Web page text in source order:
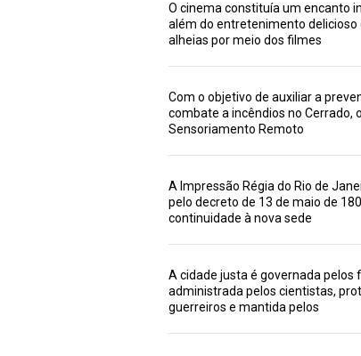
O cinema constituía um encanto
além do entretenimento delicioso
alheias por meio dos filmes
Com o objetivo de auxiliar a
combate a incêndios no Cerrado,
Sensoriamento Remoto
A Impressão Régia do Rio de
pelo decreto de 13 de maio de
continuidade à nova sede
A cidade justa é governada pelos
administrada pelos cientistas,
guerreiros e mantida pelos